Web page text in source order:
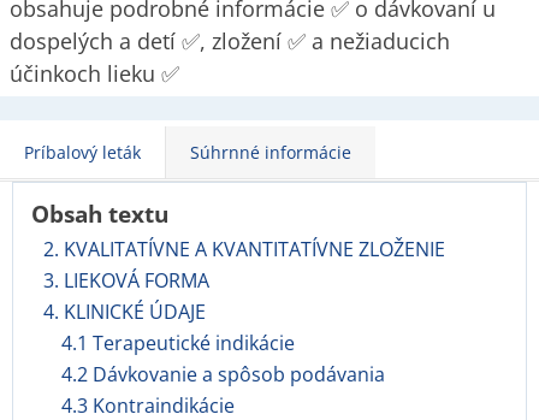
obsahuje podrobné informácie ✅ o dávkovaní u
dospelých a detí ✅, zložení ✅ a nežiaducich
účinkoch lieku ✅
Príbalový leták Súhrnné informácie
Obsah textu
2. KVALITATÍVNE A KVANTITATÍVNE ZLOŽENIE
3. LIEKOVÁ FORMA
4. KLINICKÉ ÚDAJE
4.1 Terapeutické indikácie
4.2 Dávkovanie a spôsob podávania
4.3 Kontraindikácie